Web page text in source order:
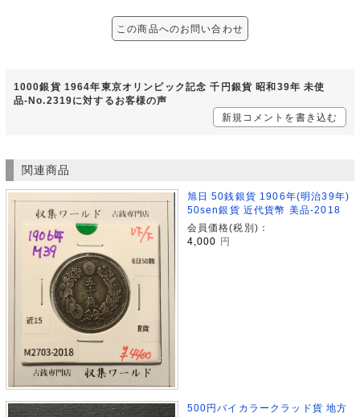
この商品へのお問い合わせ
1000銀貨 1964年東京オリンピック記念 千円銀貨 昭和39年 未使
品-No.2319に対するお客様の声
新規コメントを書き込む
関連商品
旭日 50銭銀貨 1906年(明治39年)
50sen銀貨 近代貨幣 美品-2018
会員価格(税別)：
4,000
円
500円バイカラークラッド貨 地方